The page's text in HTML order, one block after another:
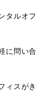
タルオフ
に問い合
ィスがき